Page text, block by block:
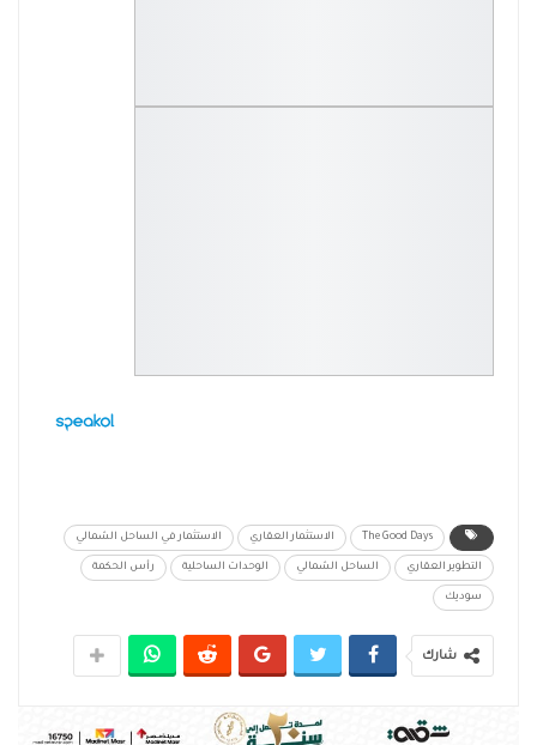
The Good Days الاستثمار العقاري الاستثمار في الساحل الشمالي
التطوير العقاري الساحل الشمالي الوحدات الساحلية رأس الحكمة
سوديك
شارك